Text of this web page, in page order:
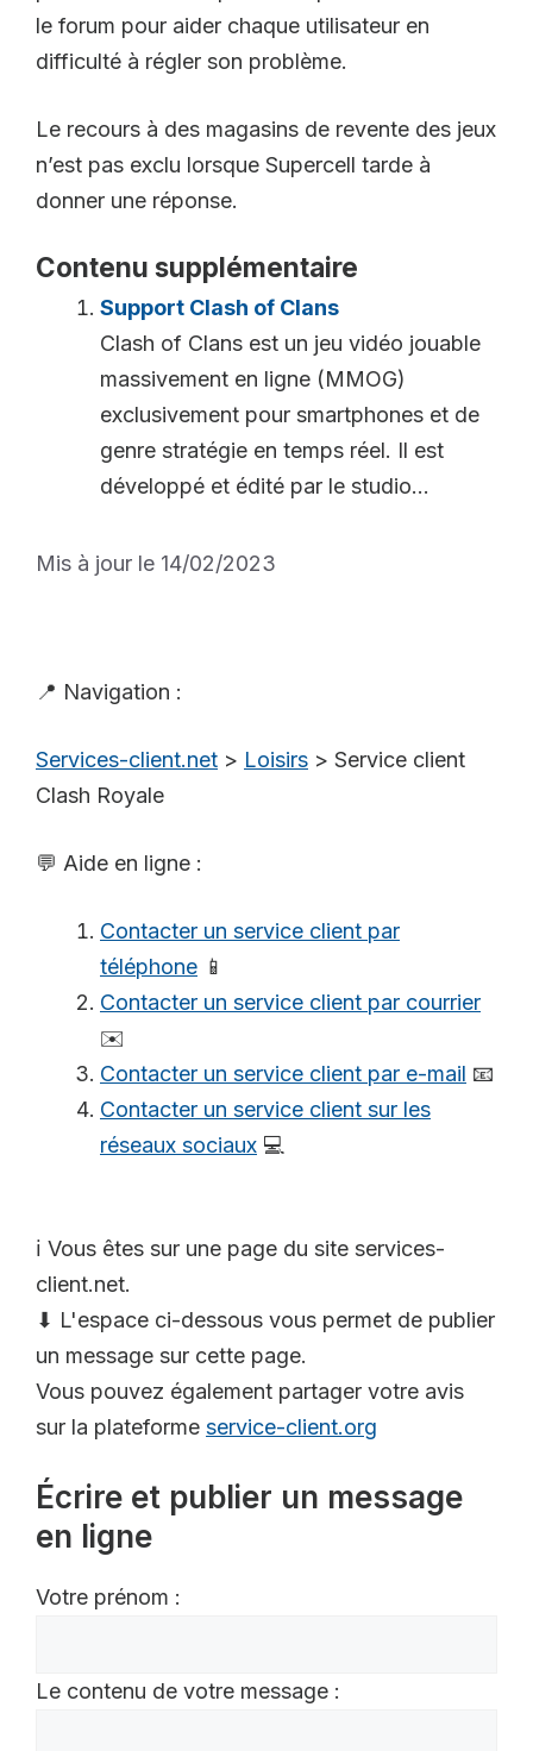
le forum pour aider chaque utilisateur en
difficulté à régler son problème.
Le recours à des magasins de revente des jeux
n’est pas exclu lorsque Supercell tarde à
donner une réponse.
Contenu supplémentaire
Support Clash of Clans
Clash of Clans est un jeu vidéo jouable
massivement en ligne (MMOG)
exclusivement pour smartphones et de
genre stratégie en temps réel. Il est
développé et édité par le studio...
Mis à jour le 14/02/2023
📍 Navigation :
Services-client.net > Loisirs > Service client
Clash Royale
💬 Aide en ligne :
Contacter un service client par
téléphone 📱
Contacter un service client par courrier
✉️
Contacter un service client par e-mail 📧
Contacter un service client sur les
réseaux sociaux 💻
ℹ️ Vous êtes sur une page du site services-
client.net.
⬇ L'espace ci-dessous vous permet de publier
un message sur cette page.
Vous pouvez également partager votre avis
sur la plateforme service-client.org
Écrire et publier un message
en ligne
Votre prénom :
Le contenu de votre message :